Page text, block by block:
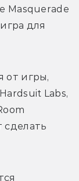
Masquerade
для
от игры,
Hardsuit Labs,
сделать